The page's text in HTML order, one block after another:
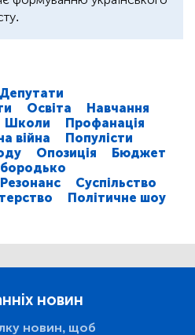
Депутати
Освіта
Навчання
Школи
Профанація
війна
Популісти
Опозиція
Бюджет
Резонанс
Суспільство
Політичне шоу
новин
новин, щоб